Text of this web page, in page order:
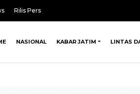
Rilis Pers
NASIONAL KABAR JATIM LINTAS